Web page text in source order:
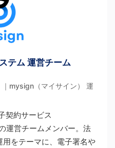
テム 運営チーム
mysign（マイサイン） 運
契約サービス
運営チームメンバー。法
をテーマに、電子署名や